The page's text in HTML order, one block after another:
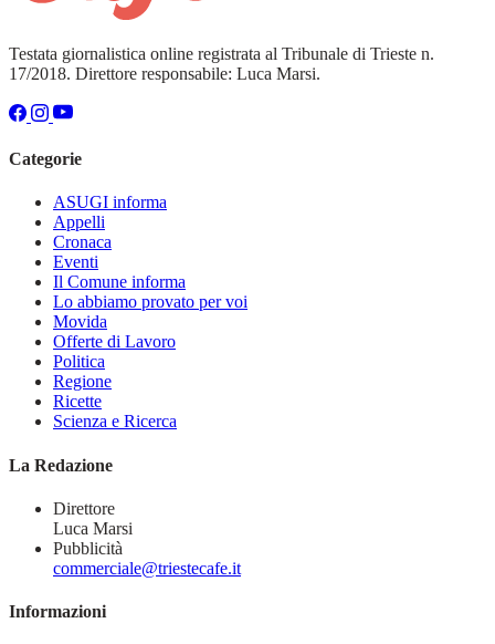
Testata giornalistica online registrata al Tribunale di Trieste n.
17/2018. Direttore responsabile: Luca Marsi.
Categorie
ASUGI informa
Appelli
Cronaca
Eventi
Il Comune informa
Lo abbiamo provato per voi
Movida
Offerte di Lavoro
Politica
Regione
Ricette
Scienza e Ricerca
La Redazione
Direttore
Luca Marsi
Pubblicità
commerciale@triestecafe.it
Informazioni